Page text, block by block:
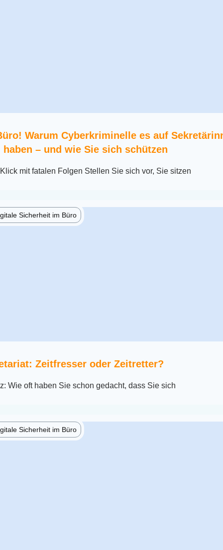
Warum Cyberkriminelle es auf
haben – und wie Sie sich schützen
mit fatalen Folgen Stellen Sie sich vor, Sie sitzen
Sicherheit im Büro
Zeitfresser oder Zeitretter?
Wie oft haben Sie schon gedacht, dass Sie sich
Sicherheit im Büro